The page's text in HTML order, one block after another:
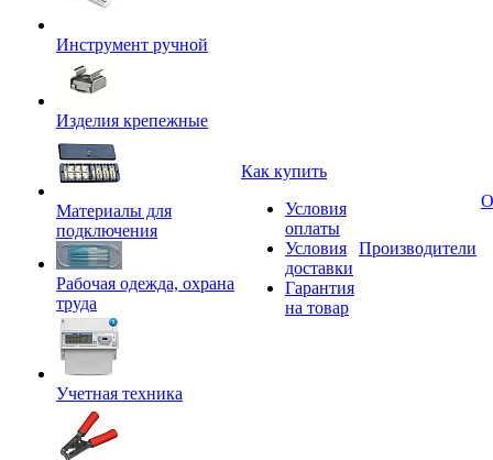
Инструмент ручной
Изделия крепежные
Материалы для
подключения
Рабочая одежда, охрана
труда
Учетная техника
Как купить
Условия
оплаты
Условия
доставки
Гарантия
на товар
Производители